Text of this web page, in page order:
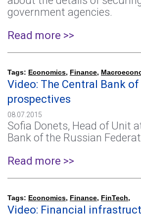
government agencies.
Read more >>
Tags: Economics, Finance,
Video: The Central Bank of
prospectives
08.07.2015
Sofia Donets, Head of Unit
Bank of the Russian
Read more >>
Tags: Economics, Finance, FinTech,
Video: Financial